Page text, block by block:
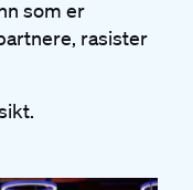
som er
rasister